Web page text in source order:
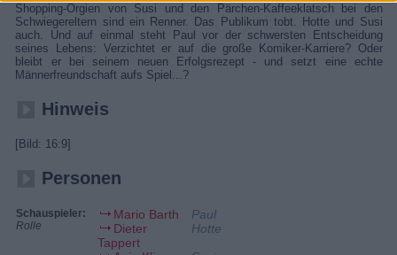
Shopping-Orgien von Susi und den Pärchen-Kaffeeklatsch bei den
Schwiegereltern sind ein Renner. Das Publikum tobt. Hotte und Susi
auch. Und auf einmal steht Paul vor der schwersten Entscheidung
seines Lebens: Verzichtet er auf die große Komiker-Karriere? Oder
bleibt er bei seinem neuen Erfolgsrezept - und setzt eine echte
Männerfreundschaft aufs Spiel...?
Hinweis
[Bild: 16:9]
Personen
Schauspieler:
Rolle
Mario Barth
Paul
Dieter
Tappert
Hotte